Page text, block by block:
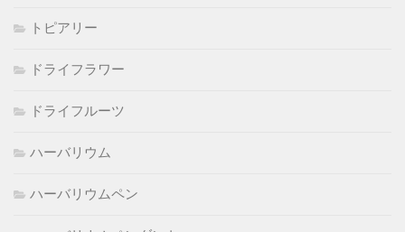
トピアリー
ドライフラワー
ドライフルーツ
ハーバリウム
ハーバリウムペン